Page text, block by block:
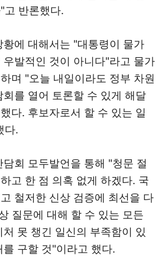
고 반론했다.
에 대해서는 "대통령이 물가
발적인 것이 아니다"라고 물가
며 "오늘 내일이라도 정부 차원
를 열어 토론할 수 있게 해달
다. 후보자로서 할 수 있는 일
다.
회 모두발언을 통해 "청문 절
고 한 점 의혹 없게 하겠다. 국
철저한 신상 검증에 최선을 다
질문에 대해 할 수 있는 모든
못 챙긴 일신의 부족함이 있
구할 것"이라고 했다.